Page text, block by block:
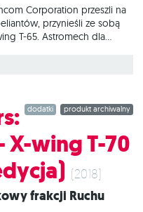
Corporation przeszli na
przynieśli ze sobą
T-65. Astromech dla
Zestaw Star Wars: X-
edycja) zawiera
produkt archiwalny
dodatki
X-wing T-70
(2018)